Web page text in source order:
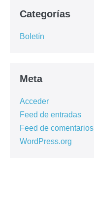
Categorías
Boletín
Meta
Acceder
Feed de entradas
Feed de comentarios
WordPress.org